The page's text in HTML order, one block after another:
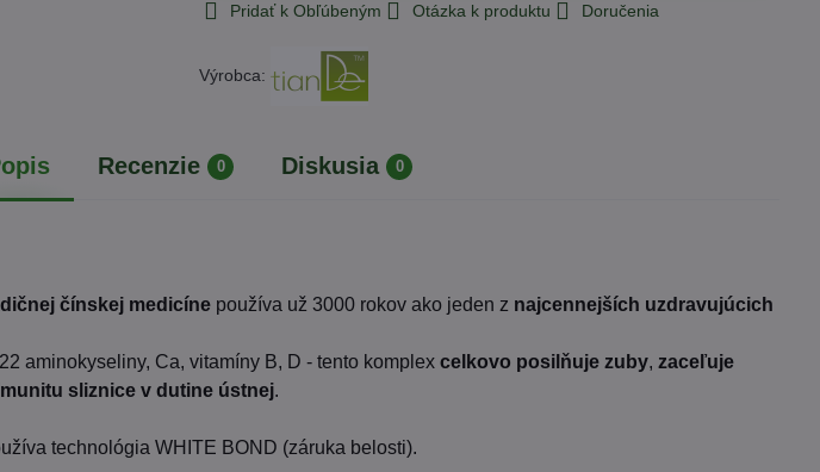
Pridať k Obľúbeným Otázka k produktu Doručenia
Výrobca:
Recenzie 0 Diskusia 0
čínskej medicíne používa už 3000 rokov ako jeden z najcennejších uzdravujúcich
aminokyseliny, Ca, vitamíny B, D - tento komplexcelkovo posilňuje zuby,zaceľuje
sliznice v dutine ústnej.
technológia WHITE BOND (záruka belosti).